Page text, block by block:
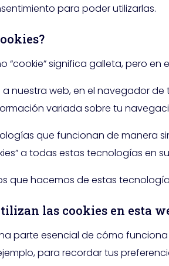
para poder utilizarlas.
“cookie” significa galleta, pero
nuestra web, en el navegador de
variada sobre tu
que funcionan de manera
a todas estas tecnologías en
que hacemos de estas
las cookies en esta
parte esencial de cómo
para recordar tus